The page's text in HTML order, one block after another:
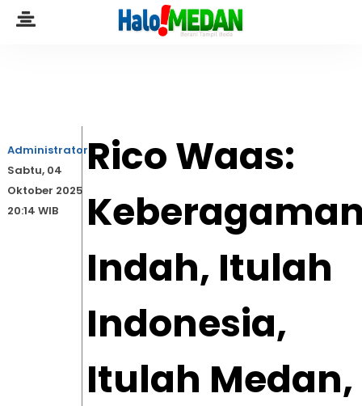
Rico Waas:
Indah, Itulah
Indonesia,
Itulah Medan,
Administrator
Sabtu, 04
Oktober 2025
20:14 WIB